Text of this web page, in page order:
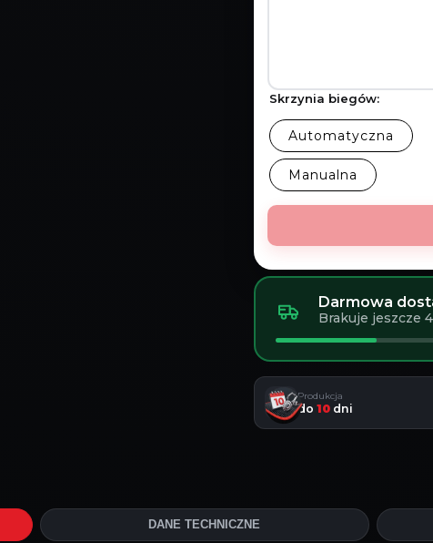
Skrzynia biegów:
Automatyczna
Manualna
Darmowa
Brakuje jeszcze
Produkcja
do10 dni
DANE TECHNICZNE